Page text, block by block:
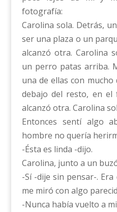
fotografía:
Carolina sola. Detrás,
ser una plaza o un
alcanzó otra. Carolina
un perro patas arriba.
una de ellas con
debajo del resto, en el
alcanzó otra. Carolina
Entonces sentí algo
hombre no quería
-Ésta es linda -dijo.
Carolina, junto a un
-Sí -dije sin pensar-.
me miró con algo
-Nunca había vuelto a